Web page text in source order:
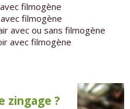
filmogène
filmogène
avec ou sans filmogène
avec filmogène
zingage ?